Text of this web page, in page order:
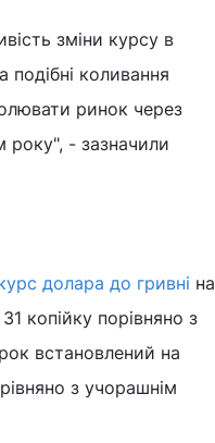
зміни курсу в
коливання
ринок через
року", - зазначили
долара до гривні на
копійку порівняно з
встановлений на
з учорашнім